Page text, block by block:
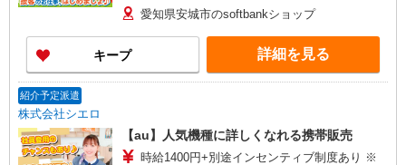
+゜・。○。・゜+゜・。○。・゜+゜ 入社祝い金10
万円支給(規定有) お友達を紹介頂くと, インセンテ
ィブ支給(規定有) ★月2回払い・週払い可能（規程
有）★ ゜・。○。・゜+゜・。○。・゜+゜
愛知県安城市のsoftbankショップ
キープ 詳細を見る
紹介予定派遣
株式会社シエロ
【au】人気機種に詳しくなれる携帯販売
時給1400円+別途インセンティブ制度あり ※